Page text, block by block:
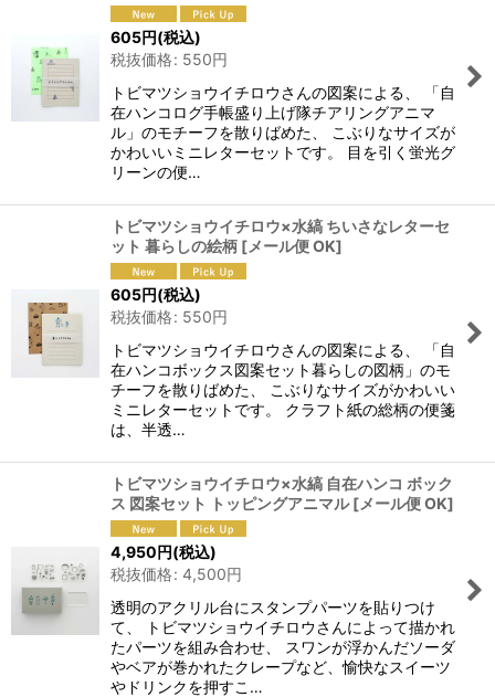
605円(税込)
税抜価格: 550円
トビマツショウイチロウさんの図案による、 「自
在ハンコログ手帳盛り上げ隊チアリングアニマ
ル」のモチーフを散りばめた、 こぶりなサイズが
かわいいミニレターセットです。 目を引く蛍光グ
リーンの便…
トビマツショウイチロウ×水縞 ちいさなレターセ
ット 暮らしの絵柄 [メール便 OK]
605円(税込)
税抜価格: 550円
トビマツショウイチロウさんの図案による、 「自
在ハンコボックス図案セット暮らしの図柄」のモ
チーフを散りばめた、 こぶりなサイズがかわいい
ミニレターセットです。 クラフト紙の総柄の便箋
は、半透…
トビマツショウイチロウ×水縞 自在ハンコ ボック
ス 図案セット トッピングアニマル [メール便 OK]
4,950円(税込)
税抜価格: 4,500円
透明のアクリル台にスタンプパーツを貼りつけ
て、 トビマツショウイチロウさんによって描かれ
たパーツを組み合わせ、 スワンが浮かんだソーダ
やベアが巻かれたクレープなど、愉快なスイーツ
やドリンクを押すこ…